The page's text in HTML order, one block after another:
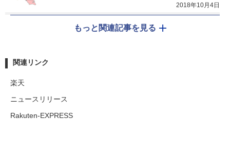
2018年10月4日
もっと関連記事を見る
関連リンク
楽天
ニュースリリース
Rakuten-EXPRESS